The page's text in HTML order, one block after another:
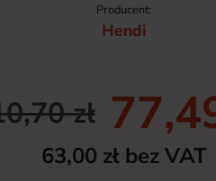
Producent:
Hendi
zł
63,00 zł bez VAT